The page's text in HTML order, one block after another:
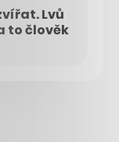
Lvů
to člověk